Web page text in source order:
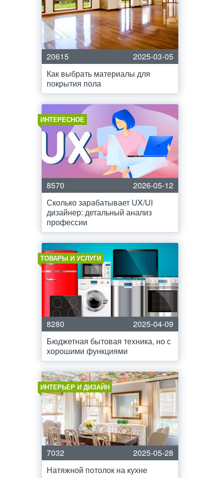
20615
2025-03-05
Как выбрать материалы для
покрытия пола
ИНТЕРЕСНОЕ
8570
2026-05-12
Сколько зарабатывает UX/UI
дизайнер: детальный анализ
профессии
ТОВАРЫ И УСЛУГИ
8280
2025-04-09
Бюджетная бытовая техника, но с
хорошими функциями
ИНТЕРЬЕР И ДИЗАЙН
7032
2025-05-28
Натяжной потолок на кухне